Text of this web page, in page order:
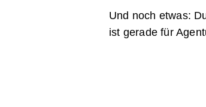
Und noch etwas:
ist gerade für